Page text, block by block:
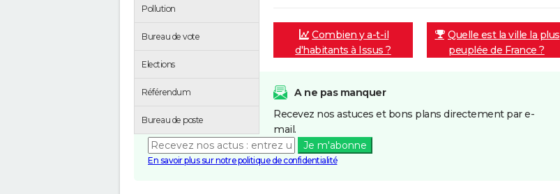
Pollution
Bureau de vote
Elections
Référendum
Bureau de poste
Combien y a-t-il
d'habitants à Issus ?
Quelle est la ville la plus
peuplée de France ?
A ne pas manquer
Recevez nos astuces et bons plans directement par e-
mail.
Je m'abonne
En savoir plus sur notre politique de confidentialité